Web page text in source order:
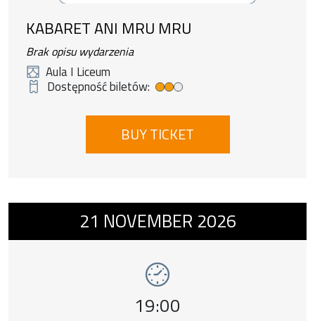
KABARET ANI MRU MRU
Brak opisu wydarzenia
Aula I Liceum
Dostępność biletów:
Medium ticket availability
BUY TICKET
Event number 12: SCEPTIC + THY
21 NOVEMBER 2026
Event time,
19:00